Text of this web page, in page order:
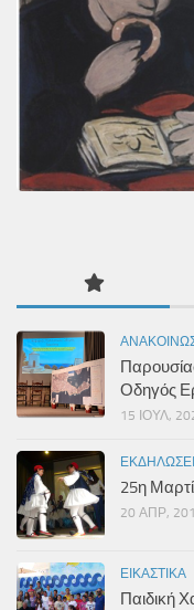
Οδηγός
15 ΙΟΎΛ,
25η
20 ΑΠΡ,
ΕΙΚΑΣΤΙΚΆ
Παιδική